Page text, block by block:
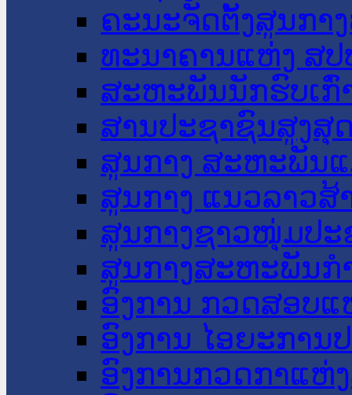
ຄະນະຈັດຕັ້ງສູນກາ
ທະນາຄານແຫ່ງ ສປ
ສະຫະພັນນັກຮົບເກົ່
ສານປະຊາຊົນສູງສຸ
ສູນກາງ ສະຫະພັນ
ສູນກາງ ແນວລາວສ້
ສູນກາງຊາວໜຸ່ມປະ
ສູນກາງສະຫະພັນກ
ອົງການ ກວດສອບແ
ອົງການ ໄອຍະການ
ອົງການກວດກາແຫ່